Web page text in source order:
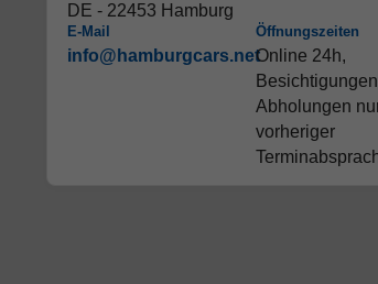
DE - 22453 Hamburg
E-Mail
info@hamburgcars.net
Öffnungszeiten
Online 24h,
Abholungen
vorheriger